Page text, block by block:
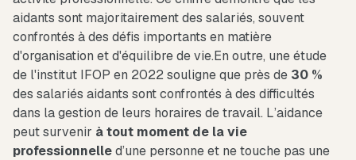
aidants sont majoritairement des salariés, souvent
confrontés à des défis importants en matière
d'organisation et d'équilibre de vie.En outre, une étude
de l'institut IFOP en 2022 souligne que près de 30 %
des salariés aidants sont confrontés à des difficultés
dans la gestion de leurs horaires de travail. L’aidance
peut survenir à tout moment de la vie
professionnelled’une personne et ne touche pas une